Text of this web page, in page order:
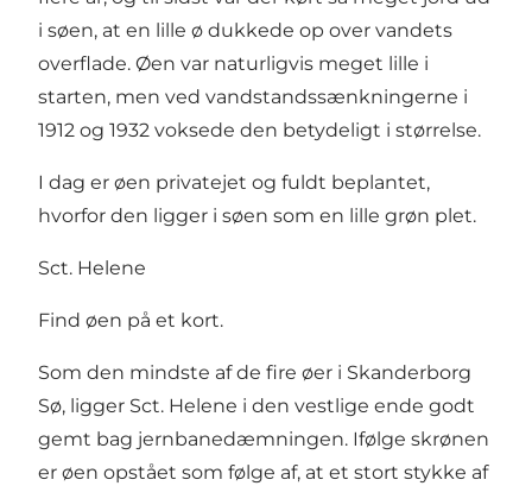
i søen, at en lille ø dukkede op over vandets
overflade. Øen var naturligvis meget lille i
starten, men ved vandstandssænkningerne i
1912 og 1932 voksede den betydeligt i størrelse.
I dag er øen privatejet og fuldt beplantet,
hvorfor den ligger i søen som en lille grøn plet.
Sct. Helene
Find øen på et kort.
Som den mindste af de fire øer i Skanderborg
Sø, ligger Sct. Helene i den vestlige ende godt
gemt bag jernbanedæmningen. Ifølge skrønen
er øen opstået som følge af, at et stort stykke af